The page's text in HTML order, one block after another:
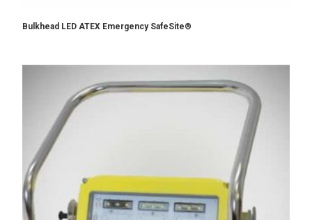
Bulkhead LED ATEX Emergency SafeSite®